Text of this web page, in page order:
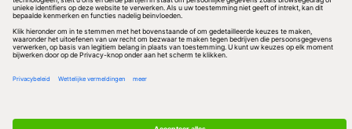
Redactionele partner
Algemene Voorwaarden & Copyrights